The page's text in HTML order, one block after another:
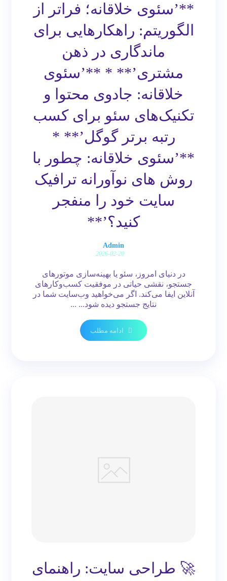
**’سئوی خلاقانه؛ فراتر از
الگوریتم: راهکارهایی برای
ماندگاری در ذهن
مشتری’** * **’سئوی
خلاقانه: جادوی محتوا و
تکنیک‌های سئو برای کسب
رتبه برتر گوگل’** *
**’سئوی خلاقانه: چطور با
روش های نوآورانه ترافیک
سایت خود را منفجر
کنید؟’**
Admin
2026-02-20
در دنیای امروز، سئو یا بهینه‌سازی موتورهای
جستجو، نقشی حیاتی در موفقیت کسب‌وکارهای
آنلاین ایفا می‌کند. اگر می‌خواهید وب‌سایت شما در
نتایج جستجو دیده شود... ...
ادامه مطلب
🚀 طراحی سایت: راهنمای